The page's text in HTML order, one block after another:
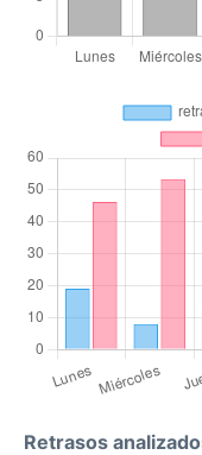
Retrasos